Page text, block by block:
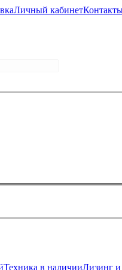
Личный кабинет
Техника в наличииЛизинг